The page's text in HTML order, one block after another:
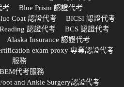
考
Blue Prism 認證代考
Coat 認證代考
BICSI 認證代考
認證代考
BCS 認證代考
Alaska Insurance 認證代考
exam proxy 專業認證代考
服務
代考服務
and Ankle Surgery認證代考